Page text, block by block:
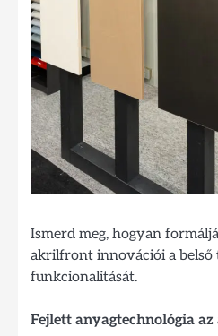
Ismerd meg, hogyan
akrilfront innovációi a belső
funkcionalitását.
Fejlett anyagtechnológia